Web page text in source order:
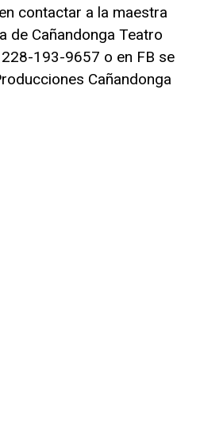
contactar a la maestra
de Cañandonga Teatro
193-9657 o en FB se
Cañandonga